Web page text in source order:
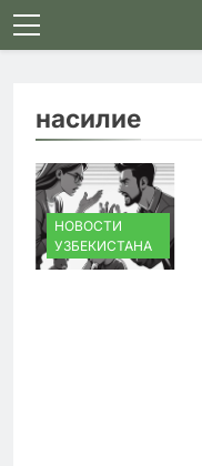
Skip
to
насилие
НОВОСТИ
УЗБЕКИСТАНА